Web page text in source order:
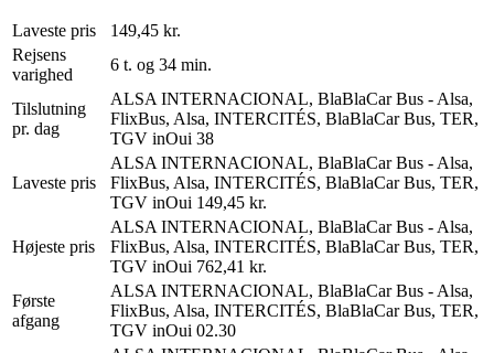
Laveste pris
149,45 kr.
Rejsens
varighed
6 t. og 34 min.
Tilslutning
pr. dag
ALSA INTERNACIONAL, BlaBlaCar Bus - Alsa,
FlixBus, Alsa, INTERCITÉS, BlaBlaCar Bus, TER,
TGV inOui 38
Laveste pris
ALSA INTERNACIONAL, BlaBlaCar Bus - Alsa,
FlixBus, Alsa, INTERCITÉS, BlaBlaCar Bus, TER,
TGV inOui 149,45 kr.
Højeste pris
ALSA INTERNACIONAL, BlaBlaCar Bus - Alsa,
FlixBus, Alsa, INTERCITÉS, BlaBlaCar Bus, TER,
TGV inOui 762,41 kr.
Første
afgang
ALSA INTERNACIONAL, BlaBlaCar Bus - Alsa,
FlixBus, Alsa, INTERCITÉS, BlaBlaCar Bus, TER,
TGV inOui 02.30